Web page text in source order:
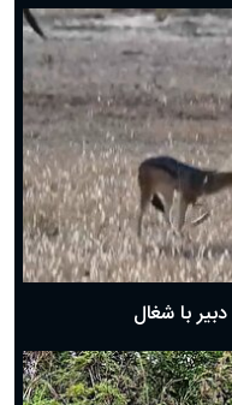
با شغال